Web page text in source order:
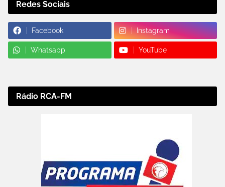
Redes Sociais
Facebook Instagram
Whatsapp YouTube
Rádio RCA-FM